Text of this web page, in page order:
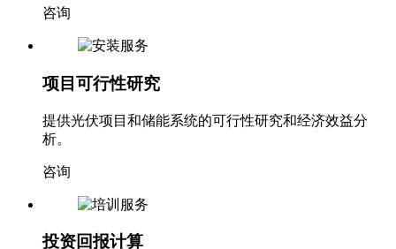
咨询
项目可行性研究
提供光伏项目和储能系统的可行性研究和经济效益分
析。
咨询
投资回报计算